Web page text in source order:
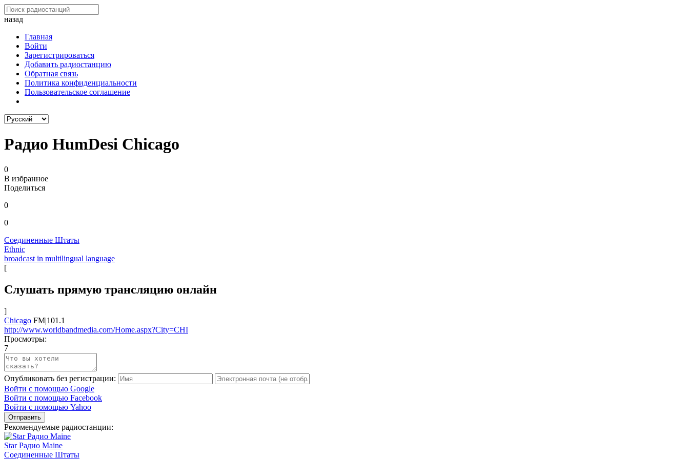
назад
Главная
Войти
Зарегистрироваться
Добавить радиостанцию
Обратная связь
Политика конфиденциальности
Пользовательское соглашение
Радио HumDesi Chicago
0
В избранное
Поделиться
0
0
Соединенные Штаты
Ethnic
broadcast in multilingual language
[
Слушать прямую трансляцию онлайн
]
Chicago FM|101.1
http://www.worldbandmedia.com/Home.aspx?City=CHI
Просмотры:
7
Опубликовать без регистрации:
Войти с помощью Google
Войти с помощью Facebook
Войти с помощью Yahoo
Отправить
Рекомендуемые радиостанции:
Star Радио Maine
Соединенные Штаты